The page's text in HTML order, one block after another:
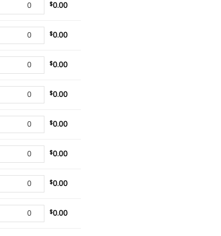
$0.00
$0.00
$0.00
$0.00
$0.00
$0.00
$0.00
$0.00